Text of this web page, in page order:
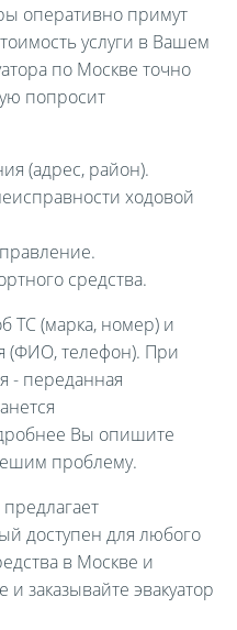
оперативно примут
услуги в Вашем
по Москве точно
попросит
(адрес, район).
ходовой
средства.
ТС (марка, номер) и
(ФИО, телефон). При
- переданная
Вы опишите
проблему.
доступен для любого
в Москве и
заказывайте эвакуатор